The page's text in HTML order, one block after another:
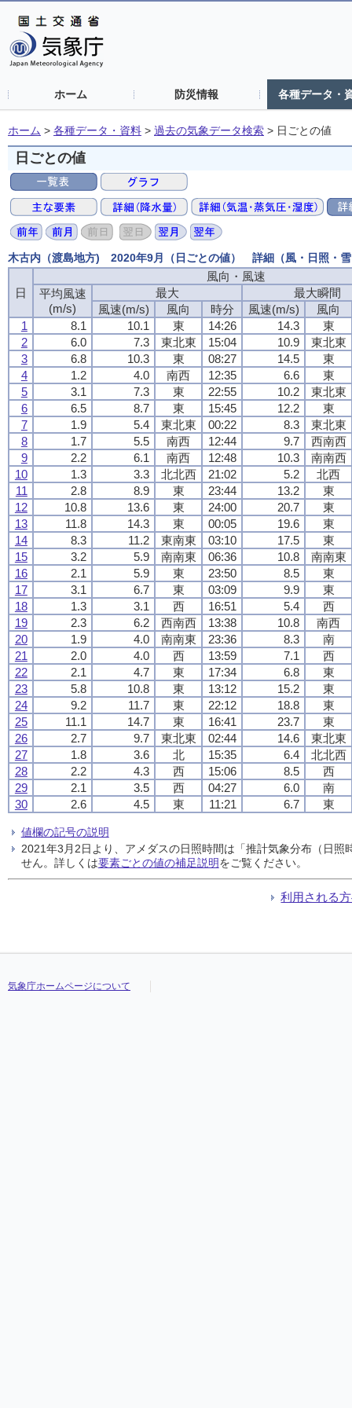
ホーム 防災情報 各種データ・
ホーム > 各種データ・資料 > 過去の気象データ検索 > 日ごとの値
日ごとの値
木古内（渡島地方) 2020年9月（日ごとの値） 詳細（風・日照・
日
風向・風速
平均風速
(m/s)
最大
最大瞬間
風速(m/s)
風向 時分 風速(m/s)
風向
1
8.1 10.1 東 14:26 14.3
東
2
6.0 7.3 東北東 15:04 10.9
東北東
3
6.8 10.3 東 08:27 14.5
東
4
1.2 4.0 南西 12:35 6.6
東
5
3.1 7.3 東 22:55 10.2
東北東
6
6.5 8.7 東 15:45 12.2
東
7
1.9 5.4 東北東 00:22 8.3
東北東
8
1.7 5.5 南西 12:44 9.7
西南西
9
2.2 6.1 南西 12:48 10.3
南南西
10
1.3 3.3 北北西 21:02 5.2
北西
11
2.8 8.9 東 23:44 13.2
東
12
10.8 13.6 東 24:00 20.7
東
13
11.8 14.3 東 00:05 19.6
東
14
8.3 11.2 東南東 03:10 17.5
東
15
3.2 5.9 南南東 06:36 10.8
南南東
16
2.1 5.9 東 23:50 8.5
東
17
3.1 6.7 東 03:09 9.9
東
18
1.3 3.1 西 16:51 5.4
西
19
2.3 6.2 西南西 13:38 10.8
南西
20
1.9 4.0 南南東 23:36 8.3
南
21
2.0 4.0 西 13:59 7.1
西
22
2.1 4.7 東 17:34 6.8
東
23
5.8 10.8 東 13:12 15.2
東
24
9.2 11.7 東 22:12 18.8
東
25
11.1 14.7 東 16:41 23.7
東
26
2.7 9.7 東北東 02:44 14.6
東北東
27
1.8 3.6 北 15:35 6.4
北北西
28
2.2 4.3 西 15:06 8.5
西
29
2.1 3.5 西 04:27 6.0
南
30
2.6 4.5 東 11:21 6.7 東
値欄の記号の説明
2021年3月2日より、アメダスの日照時間は「推計気象分布（日
せん。詳しくは要素ごとの値の補足説明をご覧ください。
利用される
気象庁ホームページについて